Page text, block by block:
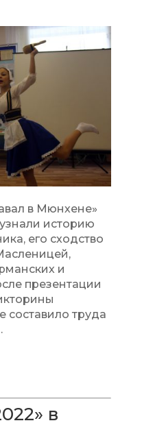
в Мюнхене»
историю
его сходство
и
презентации
составило труда
в